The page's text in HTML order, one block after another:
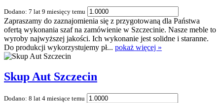
Dodano: 7 lat 9 miesięcy temu
Zapraszamy do zaznajomienia się z przygotowaną dla Państwa
ofertą wykonania szaf na zamówienie w Szczecinie. Nasze meble to
wyroby najwyższej jakości. Ich wykonanie jest solidne i staranne.
Do produkcji wykorzystujemy pł... pokaż więcej »
Skup Aut Szczecin
Dodano: 8 lat 4 miesiące temu